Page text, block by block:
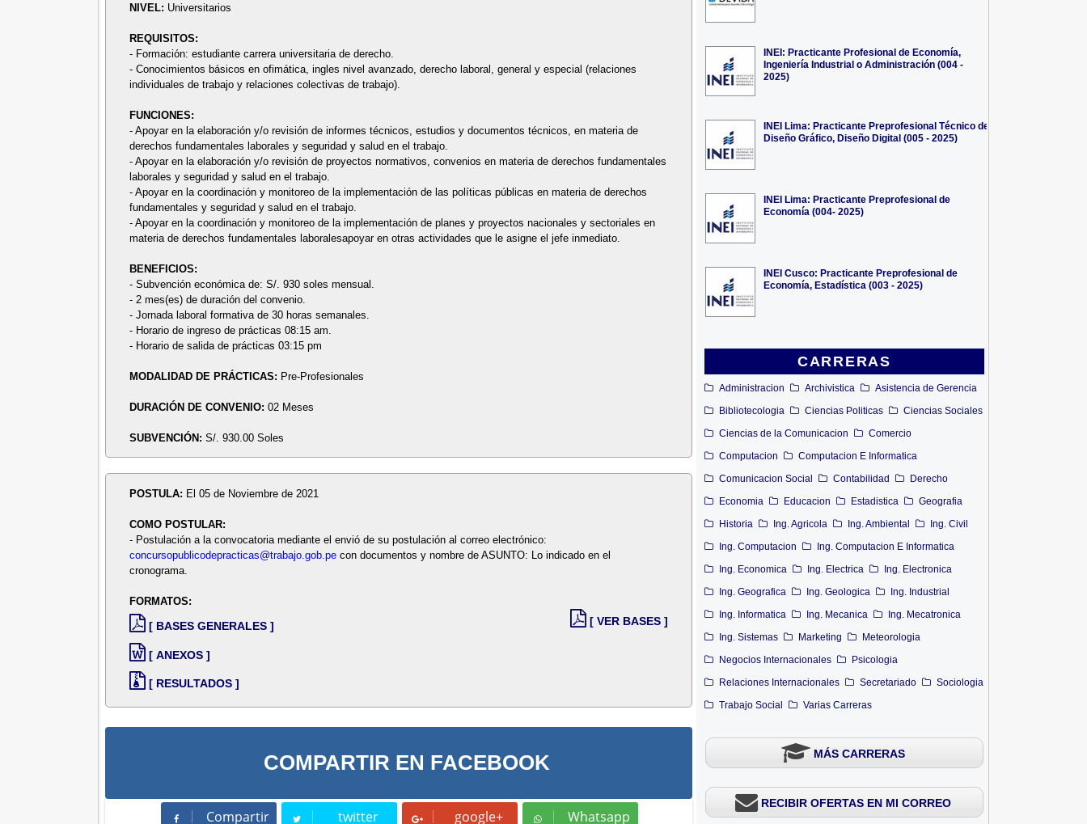
INEI: Practicante Profesional de Economía,
Ingeniería Industrial o Administración (004 -
2025)
INEI Lima: Practicante Preprofesional Técnico de
Diseño Gráfico, Diseño Digital (005 - 2025)
INEI Lima: Practicante Preprofesional de
Economía (004- 2025)
INEI Cusco: Practicante Preprofesional de
Economía, Estadística (003 - 2025)
CARRERAS
Administracion Archivistica
Asistencia de Gerencia
Bibliotecologia
Ciencias Politicas
Ciencias Sociales
Ciencias de la Comunicacion
Comercio
Computacion
Computacion E Informatica
Comunicacion Social
Contabilidad
Derecho
Economia
Educacion Estadistica
Geografia
Historia
Ing. Agricola Ing. Ambiental
Ing. Civil
Ing. Computacion
Ing. Computacion E Informatica
Ing. Economica
Ing. Electrica
Ing. Electronica
Ing. Geografica
Ing. Geologica
Ing. Industrial
Ing. Informatica
Ing. Mecanica
Ing. Mecatronica
Ing. Sistemas
Marketing
Meteorologia
Negocios Internacionales
Psicologia
Relaciones Internacionales
Secretariado
Sociologia
Trabajo Social
Varias Carreras
MÁS CARRERAS
RECIBIR OFERTAS EN MI CORREO
NIVEL: Universitarios
REQUISITOS:
- Formación: estudiante carrera universitaria de derecho.
- Conocimientos básicos en ofimática, ingles nivel avanzado, derecho laboral, general y especial (relaciones
individuales de trabajo y relaciones colectivas de trabajo).
FUNCIONES:
- Apoyar en la elaboración y/o revisión de informes técnicos, estudios y documentos técnicos, en materia de
derechos fundamentales laborales y seguridad y salud en el trabajo.
- Apoyar en la elaboración y/o revisión de proyectos normativos, convenios en materia de derechos fundamentales
laborales y seguridad y salud en el trabajo.
- Apoyar en la coordinación y monitoreo de la implementación de las políticas públicas en materia de derechos
fundamentales y seguridad y salud en el trabajo.
- Apoyar en la coordinación y monitoreo de la implementación de planes y proyectos nacionales y sectoriales en
materia de derechos fundamentales laboralesapoyar en otras actividades que le asigne el jefe inmediato.
BENEFICIOS:
- Subvención económica de: S/. 930 soles mensual.
- 2 mes(es) de duración del convenio.
- Jornada laboral formativa de 30 horas semanales.
- Horario de ingreso de prácticas 08:15 am.
- Horario de salida de prácticas 03:15 pm
MODALIDAD DE PRÁCTICAS: Pre-Profesionales
DURACIÓN DE CONVENIO:02 Meses
SUBVENCIÓN:S/. 930.00 Soles
POSTULA: El 05 de Noviembre de 2021
COMO POSTULAR:
- Postulación a la convocatoria mediante el envió de su postulación al correo electrónico:
concursopublicodepracticas@trabajo.gob.pecon documentos y nombre de ASUNTO: Lo indicado en el
cronograma.
FORMATOS:
[ BASES GENERALES ]
[ ANEXOS ]
[ RESULTADOS ]
[ VER BASES ]
COMPARTIR EN FACEBOOK
Compartir
Compartir twitter
Tweet google+ Whatsapp
Whatsapp